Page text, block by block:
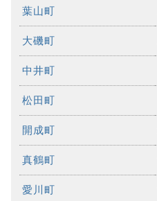
葉山町
大磯町
中井町
松田町
開成町
真鶴町
愛川町